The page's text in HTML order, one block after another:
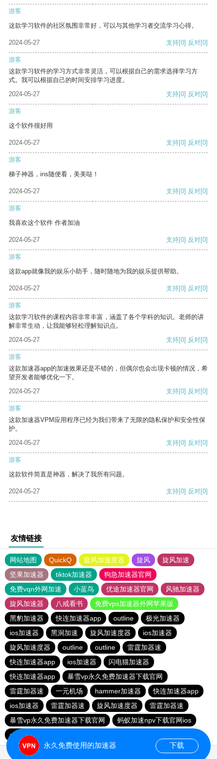
游客
这款学习软件的社区氛围非常好，可以与其他学习者交流学习心得。
2024-05-27 支持[0] 反对[0]
游客
这款学习软件的学习方式非常灵活，可以根据自己的需求选择学习方
式。我可以根据自己的时间安排学习进度。
2024-05-27
支持[0] 反对[0]
游客
这个软件很好用
2024-05-27 支持[0] 反对[0]
游客
梯子神器，ins随便看，美美哒！
2024-05-27 支持[0] 反对[0]
游客
我喜欢这个软件 作者加油
2024-05-27 支持[0] 反对[0]
游客
这款app就像我的娱乐小助手，随时随地为我的娱乐提供帮助。
2024-05-27 支持[0] 反对[0]
游客
这款学习软件的课程内容非常丰富，涵盖了各个学科的知识。老师的讲
解非常生动，让我能够轻松理解知识点。
2024-05-27
支持[0] 反对[0]
游客
这款加速器app的加速效果还是不错的，但偶尔也会出现卡顿的情况，希
望开发者能够优化一下。
2024-05-27
支持[0] 反对[0]
游客
这款加速器VPM应用程序已经为我们带来了无限的隐私保护和安全性保
护。
2024-05-27
支持[0] 反对[0]
游客
这款软件简直是神器，解决了我所有问题。
2024-05-27 支持[0] 反对[0]
友情链接
网站地图 QuickQ 旋风加速度器 旋风
旋风加速
坚果加速器
tiktok加速器
狗急加速器官网
免费vqn外网加速
小蓝鸟 优途加速器官网
风驰加速器
旋风加速器
八戒看书
免费vps加速器外网苹果版
黑豹加速器
快连加速器app outline
极光加速器
ios加速器
黑洞加速 旋风加速度器
ios加速器
旋风加速度器
outline outline
雷霆加器速
快连加速器app
ios加速器
闪电猫加速器
快连加速器app
暴雪vp永久免费加速器下载官网
雷霆加器速
一元机场 hammer加速器
快连加速器app
ios加速器
雷霆加器速 旋风加速度器
雷霆加器速
暴雪vp永久免费加速器下载官网
蚂蚁加速npv下载官网ios
outline
永久免费使用的加速器 下载